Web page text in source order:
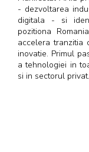
- dezvoltarea
digitala - si
pozitiona
accelera tranzitia
inovatie. Primul
a tehnologiei in
si in sectorul privat.